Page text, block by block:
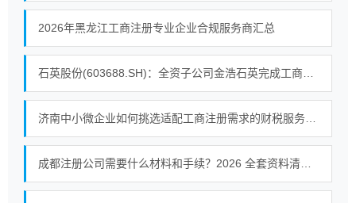
2026年黑龙江工商注册专业企业合规服务商汇总